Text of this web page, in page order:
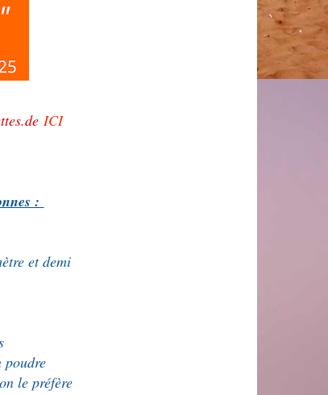
ICI
:
et demi
poudre
le préfère